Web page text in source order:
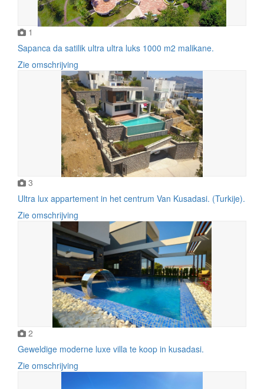
1
Sapanca da satilik ultra ultra luks 1000 m2 malikane.
Zie omschrijving
3
Ultra lux appartement in het centrum Van Kusadasi. (Turkije).
Zie omschrijving
2
Geweldige moderne luxe villa te koop in kusadasi.
Zie omschrijving